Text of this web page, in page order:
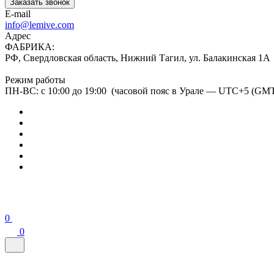
Заказать звонок
E-mail
info@lemive.com
Адрес
ФАБРИКА:
РФ, Свердловская область, Нижний Тагил, ул. Балакинская 1А
Режим работы
ПН-ВС: с 10:00 до 19:00 (часовой пояс в Урале — UTC+5
0
0